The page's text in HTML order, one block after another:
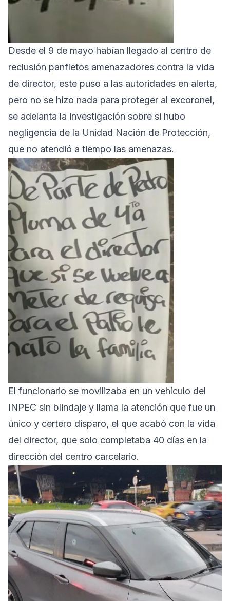
Desde el 9 de mayo habían llegado al centro de
reclusión panfletos amenazadores contra la vida
de director, este puso a las autoridades en alerta,
pero no se hizo nada para proteger al excoronel,
se adelanta la investigación sobre si hubo
negligencia de la Unidad Nación de Protección,
que no atendió a tiempo las amenazas.
El funcionario se movilizaba en un vehículo del
INPEC sin blindaje y llama la atención que fue un
único y certero disparo, el que acabó con la vida
del director, que solo completaba 40 días en la
dirección del centro carcelario.